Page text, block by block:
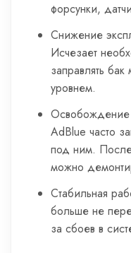
форсунки,
Снижение
Исчезает
заправлять
уровнем.
Освобождение
AdBlue часто
под ним.
можно
Стабильная
больше не
за сбоев в